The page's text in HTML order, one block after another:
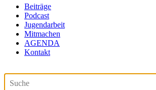
Beiträge
Podcast
Jugendarbeit
Mitmachen
AGENDA
Kontakt